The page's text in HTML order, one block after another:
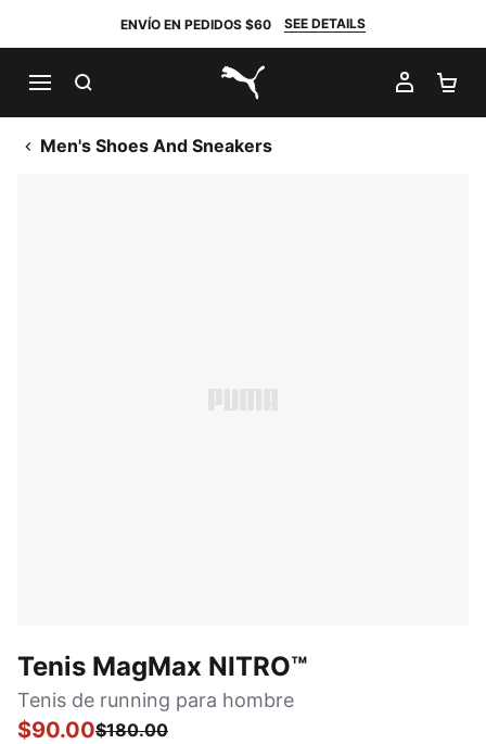
ENVÍO EN PEDIDOS $60 SEE DETAILS
PUMA.com
MI
Men's Shoes And Sneakers
Tenis MagMax NITRO™
Tenis de running para hombre
$90.00$180.00